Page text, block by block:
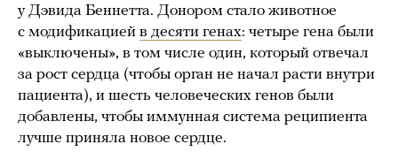
у Дэвида Беннетта. Донором стало животное
с модификацией в десяти генах: четыре гена были
«выключены», в том числе один, который отвечал
за рост сердца (чтобы орган не начал расти внутри
пациента), и шесть человеческих генов были
добавлены, чтобы иммунная система реципиента
лучше приняла новое сердце.